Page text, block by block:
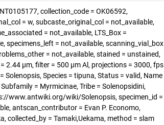
collection_code = OK06592,
= w, subcaste_original_col = not_available,
= not_available, LTS_Box =
specimens_left = not_available, scanning_vial_box
= not_available, stained = unstained,
2.44 µm, filter = 500 µm Al, projections = 3000, fps
Solenopsis, Species = tipuna, Status = valid, Name
= Myrmicinae, Tribe = Solenopsidini,
www.antwiki.org/wiki/Solenopsis, specimen_id =
antscan_contributor = Evan P. Economo,
collected_by = Tamaki,Uekama, method = slam